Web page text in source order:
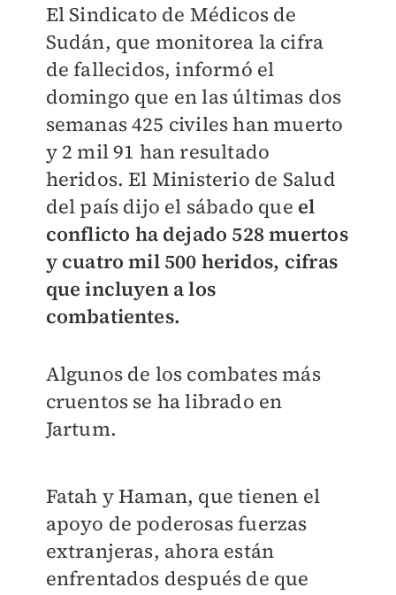
El Sindicato de Médicos de
Sudán, que monitorea la cifra
de fallecidos, informó el
domingo que en las últimas dos
semanas 425 civiles han muerto
y 2 mil 91 han resultado
heridos. El Ministerio de Salud
del país dijo el sábado que el
conflicto ha dejado 528 muertos
y cuatro mil 500 heridos, cifras
que incluyen a los
combatientes.
Algunos de los combates más
cruentos se ha librado en
Jartum.
Fatah y Haman, que tienen el
apoyo de poderosas fuerzas
extranjeras, ahora están
enfrentados después de que